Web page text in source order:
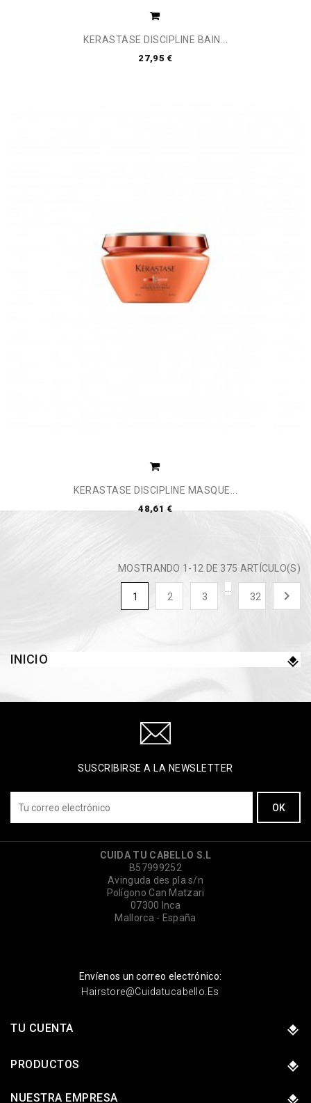
KERASTASE DISCIPLINE BAIN...
27,95 €
KERASTASE DISCIPLINE MASQUE...
48,61 €
MOSTRANDO 1-12 DE 375 ARTÍCULO(S)
1 2 3
…
32 
INICIO
SUSCRIBIRSE A LA NEWSLETTER
CUIDA TU CABELLO S.L
B57999252
Avinguda des pla s/n
Polígono Can Matzari
07300 Inca
Mallorca - España
Envíenos un correo electrónico:
Hairstore@cuidatucabello.es
TU CUENTA
PRODUCTOS
NUESTRA EMPRESA